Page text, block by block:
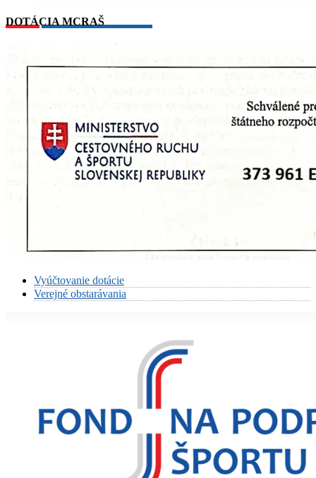
DOTÁCIA MCRAŠ
Vyúčtovanie dotácie
Verejné obstarávania